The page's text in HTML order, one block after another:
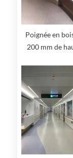
Poignée en
200 mm de